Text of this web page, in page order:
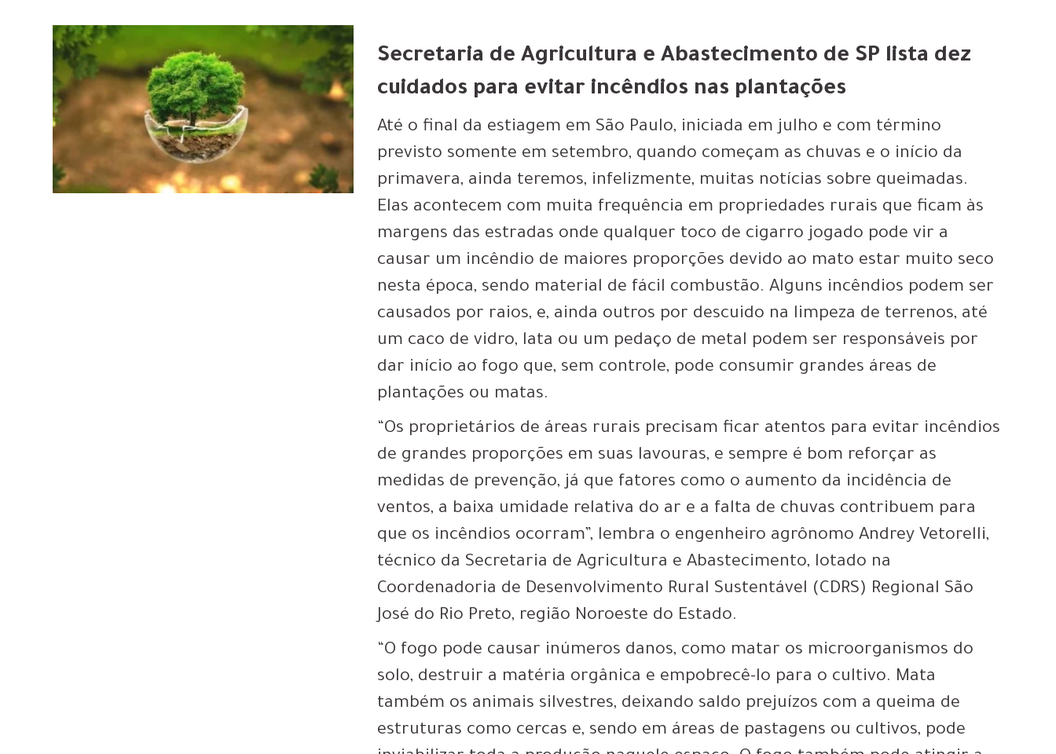
Secretaria de Agricultura e Abastecimento de SP lista dez
cuidados para evitar incêndios nas plantações
Até o final da estiagem em São Paulo, iniciada em julho e com término
previsto somente em setembro, quando começam as chuvas e o início da
primavera, ainda teremos, infelizmente, muitas notícias sobre queimadas.
Elas acontecem com muita frequência em propriedades rurais que ficam às
margens das estradas onde qualquer toco de cigarro jogado pode vir a
causar um incêndio de maiores proporções devido ao mato estar muito seco
nesta época, sendo material de fácil combustão. Alguns incêndios podem ser
causados por raios, e, ainda outros por descuido na limpeza de terrenos, até
um caco de vidro, lata ou um pedaço de metal podem ser responsáveis por
dar início ao fogo que, sem controle, pode consumir grandes áreas de
plantações ou matas.
“Os proprietários de áreas rurais precisam ficar atentos para evitar incêndios
de grandes proporções em suas lavouras, e sempre é bom reforçar as
medidas de prevenção, já que fatores como o aumento da incidência de
ventos, a baixa umidade relativa do ar e a falta de chuvas contribuem para
que os incêndios ocorram”, lembra o engenheiro agrônomo Andrey Vetorelli,
técnico da Secretaria de Agricultura e Abastecimento, lotado na
Coordenadoria de Desenvolvimento Rural Sustentável (CDRS) Regional São
José do Rio Preto, região Noroeste do Estado.
“O fogo pode causar inúmeros danos, como matar os microorganismos do
solo, destruir a matéria orgânica e empobrecê-lo para o cultivo. Mata
também os animais silvestres, deixando saldo prejuízos com a queima de
estruturas como cercas e, sendo em áreas de pastagens ou cultivos, pode